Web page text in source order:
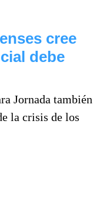
cree
debe
Jornada también
la crisis de los